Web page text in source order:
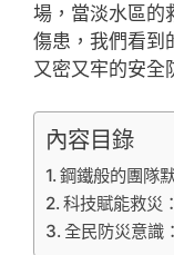
場，當淡水區的
傷患，我們看到
又密又牢的安全
內容目錄
鋼鐵般的團隊
科技賦能救災
全民防災意識